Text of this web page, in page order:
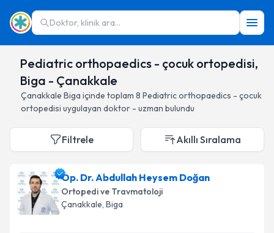
Doktor, klinik ara...
Pediatric orthopaedics - çocuk ortopedisi,
Biga - Çanakkale
Çanakkale Biga içinde toplam 8 Pediatric orthopaedics - çocuk
ortopedisi uygulayan doktor - uzman bulundu
Filtrele Akıllı Sıralama
Op. Dr. Abdullah Heysem Doğan
Ortopedi ve Travmatoloji
Çanakkale, Biga